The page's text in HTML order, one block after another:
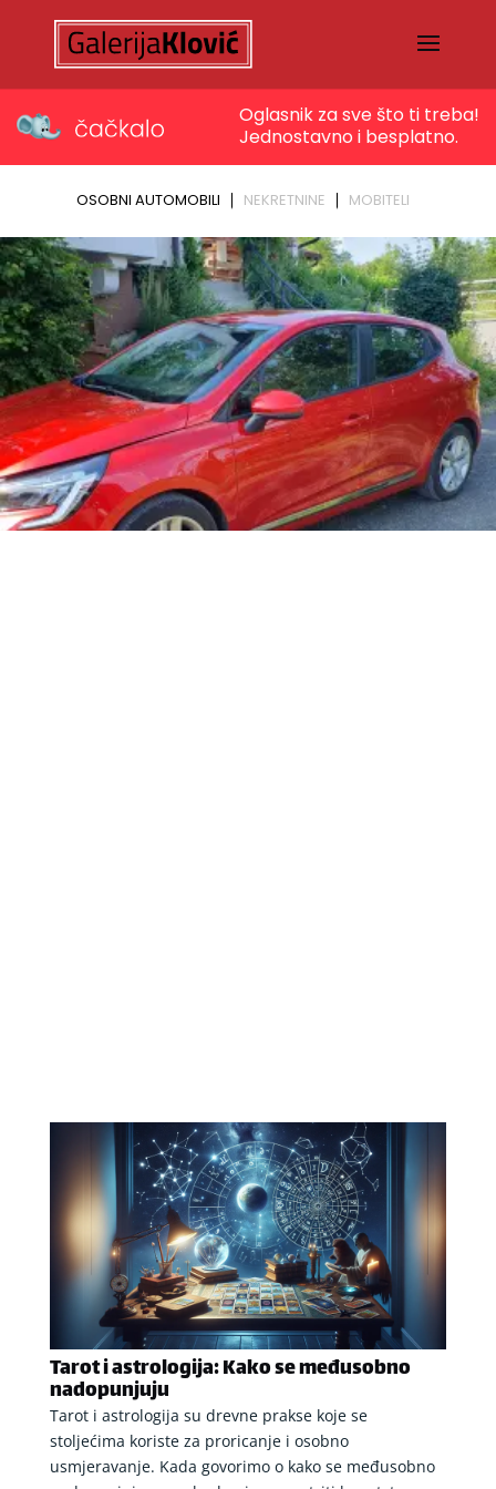
Tarot i astrologija: Kako se međusobno
nadopunjuju
Tarot i astrologija su drevne prakse koje se
stoljećima koriste za proricanje i osobno
usmjeravanje. Kada govorimo o kako se međusobno